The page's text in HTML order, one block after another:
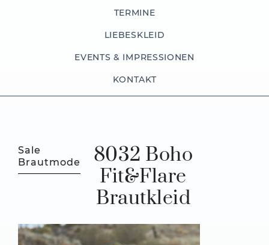
TERMINE
LIEBESKLEID
EVENTS & IMPRESSIONEN
KONTAKT
Sale
Brautmode
8032 Boho
Fit&Flare
Brautkleid